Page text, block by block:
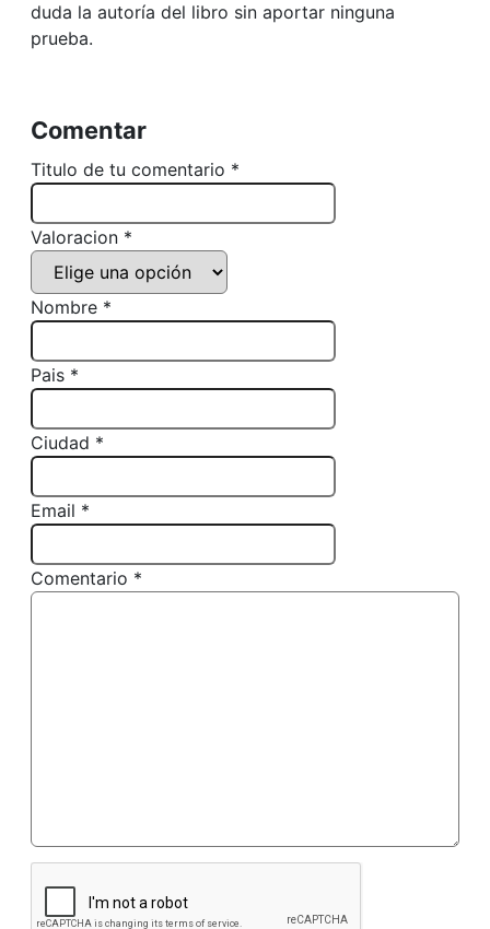
duda la autoría del libro sin aportar ninguna
prueba.
Comentar
Titulo de tu comentario *
Valoracion *
Nombre *
Pais *
Ciudad *
Email *
Comentario *